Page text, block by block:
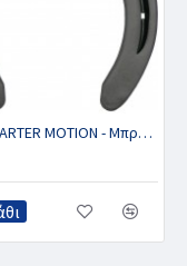
DF QUARTER MOTION - Μπροστινό με 2 κλιπ (ζευγ.)